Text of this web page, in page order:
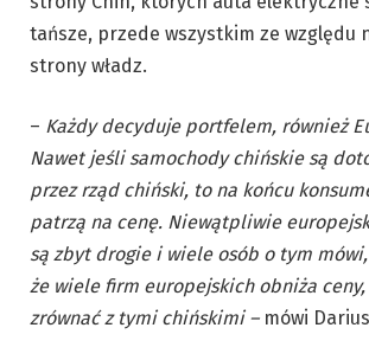
tańsze, przede wszystkim ze względu
strony władz.
– Każdy decyduje portfelem, również
Nawet jeśli samochody chińskie są
przez rząd chiński, to na końcu
patrzą na cenę. Niewątpliwie
są zbyt drogie i wiele osób o tym
że wiele firm europejskich obniża
zrównać z tymi chińskimi –mówi